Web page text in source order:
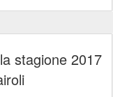
stagione 2017